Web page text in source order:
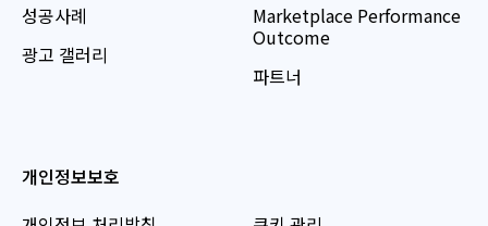
성공사례
광고 갤러리
Marketplace Performance
Outcome
파트너
개인정보보호